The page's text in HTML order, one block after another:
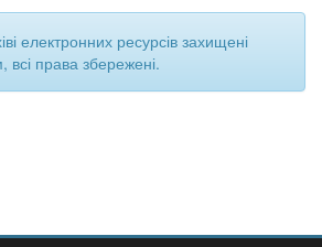
електронних ресурсів захищені
права збережені.